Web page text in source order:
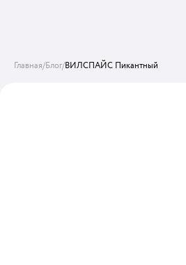
Главная/Блог/ВИЛСПАЙС Пикантный